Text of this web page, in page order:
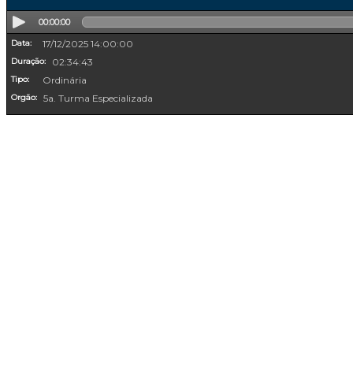
00:00:00
Data: 17/12/2025 14:00:00
Duração: 02:34:43
Tipo: Ordinária
Orgão: 5a. Turma Especializada